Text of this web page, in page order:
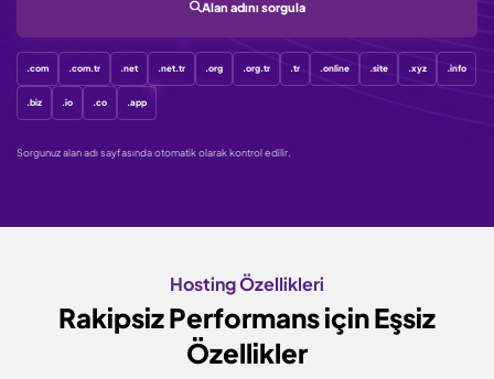
Alan adını sorgula
.com .com.tr .net .net.tr .org .org.tr .tr .online .site .xyz .info
.biz .io .co .app
Sorgunuz alan adı sayfasında otomatik olarak kontrol edilir.
Hosting Özellikleri
Rakipsiz Performans içinEşsiz
Özellikler